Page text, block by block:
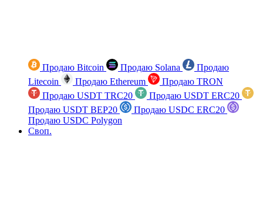
Продаю Bitcoin Продаю Solana
Продаю
Litecoin
Продаю Ethereum
Продаю TRON
Продаю USDT TRC20
Продаю USDT ERC20
Продаю USDT BEP20
Продаю USDC ERC20
Продаю USDC Polygon
Своп.